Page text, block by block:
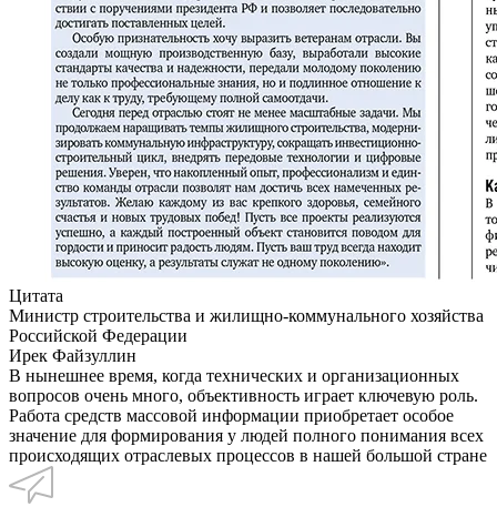
Цитата
Министр строительства и жилищно-коммунального хозяйства
Российской Федерации
Ирек Файзуллин
В нынешнее время, когда технических и организационных
вопросов очень много, объективность играет ключевую роль.
Работа средств массовой информации приобретает особое
значение для формирования у людей полного понимания всех
происходящих отраслевых процессов в нашей большой стране